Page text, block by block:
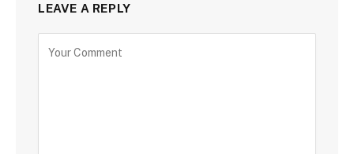
LEAVE A REPLY